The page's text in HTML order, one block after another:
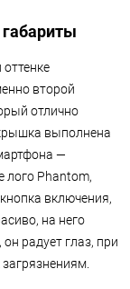
второй
отлично
выполнена
—
лого Phantom,
включения,
на него
радует глаз, при